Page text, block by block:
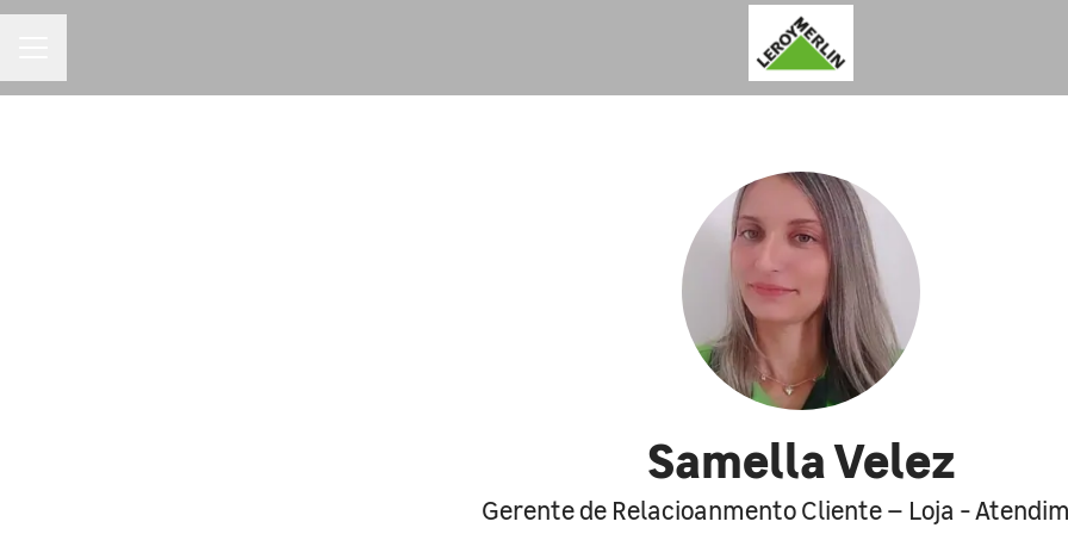
Samella Velez
Gerente de Relacioanmento Cliente – Loja -